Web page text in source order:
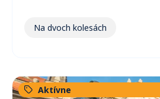
Na dvoch kolesách
Aktívne